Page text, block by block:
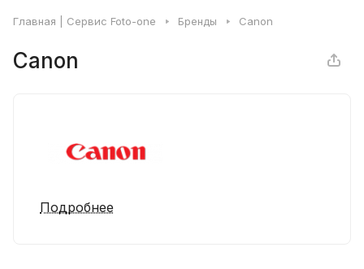
Главная | Сервис Foto-one Бренды Canon
Canon
Подробнее